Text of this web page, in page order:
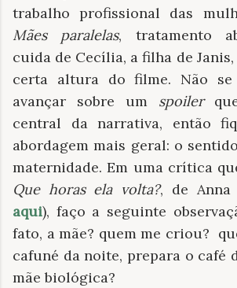
trabalho profissional das
Mães paralelas, tratamento
cuida de Cecília, a filha de Janis,
certa altura do filme. Não
avançar sobre um spoiler
central da narrativa, então
abordagem mais geral: o
maternidade. Em uma crítica
Que horas ela volta?, de
aqui), faço a seguinte
fato, a mãe? quem me criou?
cafuné da noite, prepara o café
mãe biológica?